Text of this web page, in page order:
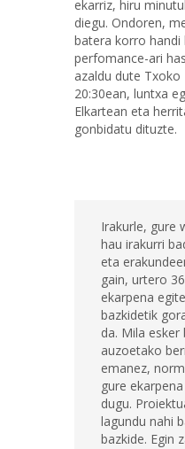
ekarriz, hiru
diegu. Ondoren,
batera korro
perfomance-ari
azaldu dute Txoko
20:30ean, luntxa
Elkartean eta
gonbidatu dituzte.
Irakurle, gure
hau irakurri
eta
gain, urtero
ekarpena
bazkidetik
da. Mila esker
auzoetako
emanez,
gure
dugu.
lagundu nahi
bazkide. Egin